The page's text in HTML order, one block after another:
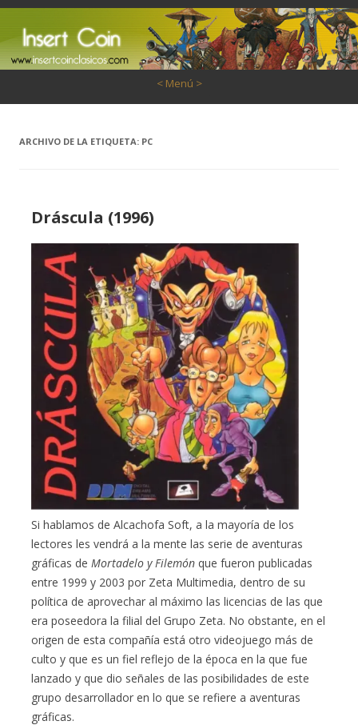
< Menú >
ARCHIVO DE LA ETIQUETA: PC
Dráscula (1996)
Si hablamos de Alcachofa Soft, a la mayoría de los
lectores les vendrá a la mente las serie de aventuras
gráficas de Mortadelo y Filemón que fueron publicadas
entre 1999 y 2003 por Zeta Multimedia, dentro de su
política de aprovechar al máximo las licencias de las que
era poseedora la filial del Grupo Zeta. No obstante, en el
origen de esta compañía está otro videojuego más de
culto y que es un fiel reflejo de la época en la que fue
lanzado y que dio señales de las posibilidades de este
grupo desarrollador en lo que se refiere a aventuras
gráficas.